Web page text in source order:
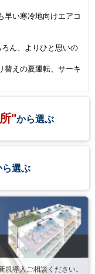
早い寒冷地向けエアコ
ん、よりひと思いの
替えの夏運転、サーキ
"から選ぶ
ら選ぶ
導入ご相談ください。